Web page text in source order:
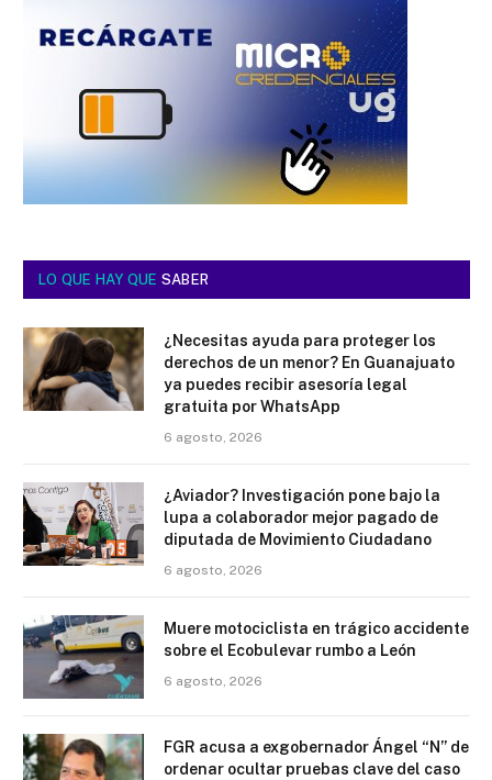
LO QUE HAY QUE SABER
¿Necesitas ayuda para proteger los
derechos de un menor? En Guanajuato
ya puedes recibir asesoría legal
gratuita por WhatsApp
6 agosto, 2026
¿Aviador? Investigación pone bajo la
lupa a colaborador mejor pagado de
diputada de Movimiento Ciudadano
6 agosto, 2026
Muere motociclista en trágico accidente
sobre el Ecobulevar rumbo a León
6 agosto, 2026
FGR acusa a exgobernador Ángel “N” de
ordenar ocultar pruebas clave del caso